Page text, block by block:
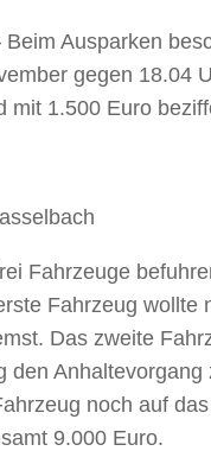
Ausparken
gegen 18.04
mit 1.500 Euro
Fahrzeuge
Fahrzeug wollte
Das zweite
den
noch auf
9.000 Euro.